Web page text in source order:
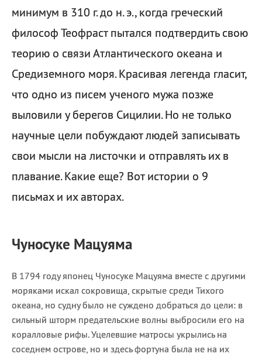
минимум в 310 г. до н. э., когда греческий
философ Теофраст пытался подтвердить свою
теорию о связи Атлантического океана и
Средиземного моря. Красивая легенда гласит,
что одно из писем ученого мужа позже
выловили у берегов Сицилии. Но не только
научные цели побуждают людей записывать
свои мысли на листочки и отправлять их в
плавание. Какие еще? Вот истории о 9
письмах и их авторах.
Чуносуке Мацуяма
В 1794 году японец Чуносуке Мацуяма вместе с другими
моряками искал сокровища, скрытые среди Тихого
океана, но судну было не суждено добраться до цели: в
сильный шторм предательские волны выбросили его на
коралловые рифы. Уцелевшие матросы укрылись на
соседнем острове, но и здесь фортуна была не на их